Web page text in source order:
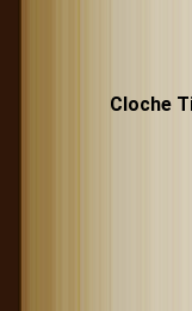
Cloche